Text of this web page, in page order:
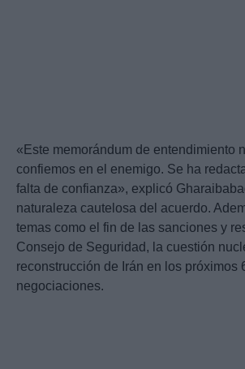
«Este memorándum de entendimiento
confiemos en el enemigo. Se ha
falta de confianza», explicó
naturaleza cautelosa del acuerdo.
temas como el fin de las sanciones y
Consejo de Seguridad, la cuestión
reconstrucción de Irán en los próximos
negociaciones.